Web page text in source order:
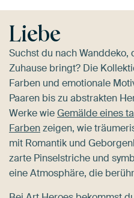
Liebe
Suchst du nach Wanddeko,
Zuhause bringt? Die
Farben und emotionale
Paaren bis zu abstrakten
Werke wieGemälde eines
Farbenzeigen, wie
mit Romantik und
zarte Pinselstriche und
eine Atmosphäre, die